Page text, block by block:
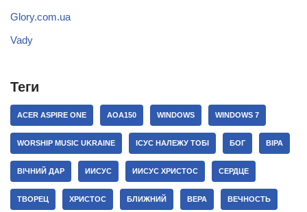
Glory.com.ua
Vady
Теги
ACER ASPIRE ONE AOA150 WINDOWS WINDOWS 7
WORSHIP MUSIC UKRAINE ІСУС НАЛЕЖУ ТОБІ БОГ ВІРА
ВІЧНИЙ ДАР ИИСУС ИИСУС ХРИСТОС СЕРДЦЕ
ТВОРЕЦ ХРИСТОС БЛИЖНИЙ ВЕРА ВЕЧНОСТЬ